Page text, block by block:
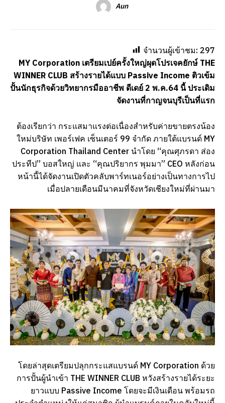
Aun
จำนวนผู้เข้าชม: 297
MY Corporation เตรียมเปย์ครั้งใหญ่ผุดโปรเจคยักษ์ THE
WINNER CLUB สร้างรายได้แบบ Passive Income ติวเข้ม
ปั้นนักธุรกิจด้วยวิทยากรมืออาชีพ ดีเดย์ 2 พ.ค.64 นี้ ประเดิม
จัดงานที่กาญจนบุรีเป็นที่แรก
ต้องเรียกว่า กระแสมาแรงต่อเนื่องสำหรับค่ายขายตรงน้อง
ใหม่บริษัท เพอร์เฟค เซ็นเตอร์ 99 จำกัด ภายใต้แบรนด์ MY
Corporation Thailand Center นำโดย “คุณศุภรดา ส่อง
ประทีป” บอสใหญ่ และ “คุณปริยากร พุมมา” CEO หลังก่อน
หน้านี้ได้จัดงานเปิดตัวคลับพาร์ทเนอร์อย่างเป็นทางการไป
เมื่อปลายเดือนมีนาคมที่จังหวัดเชียงใหม่ที่ผ่านมา
โดยล่าสุดเตรียมปลุกกระแสแบรนด์ MY Corporation ด้วย
การปั้นผู้นำเข้า THE WINNER CLUB หวังสร้างรายได้ระยะ
ยาวแบบ Passive Income โดยจะมีเงินเดือน พร้อมรถ